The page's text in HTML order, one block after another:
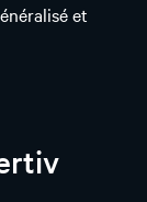
et